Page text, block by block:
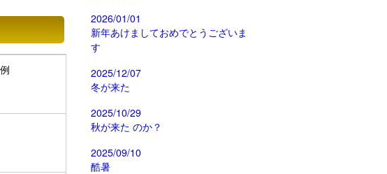
2026/01/01
新年あけましておめでとうございま
す
2025/12/07
冬が来た
2025/10/29
秋が来た のか？
2025/09/10
酷暑